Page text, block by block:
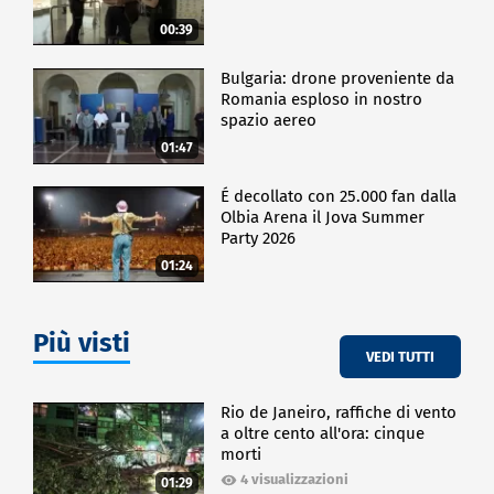
00:39
01:47
Bulgaria: drone proveniente da
Romania esploso in nostro
spazio aereo
01:24
É decollato con 25.000 fan dalla
Olbia Arena il Jova Summer
Party 2026
Più visti VEDI TUTTI
01:29
Rio de Janeiro, raffiche di vento
a oltre cento all'ora: cinque
morti
4 visualizzazioni